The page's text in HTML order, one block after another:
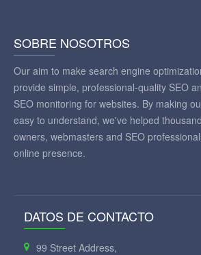
SOBRE NOSOTROS
Our aim to make search engine
provide simple, professional-quality SEO
SEO monitoring for websites. By making
easy to understand, we've helped
owners, webmasters and SEO
online presence.
DATOS DE CONTACTO
99 Street Address,